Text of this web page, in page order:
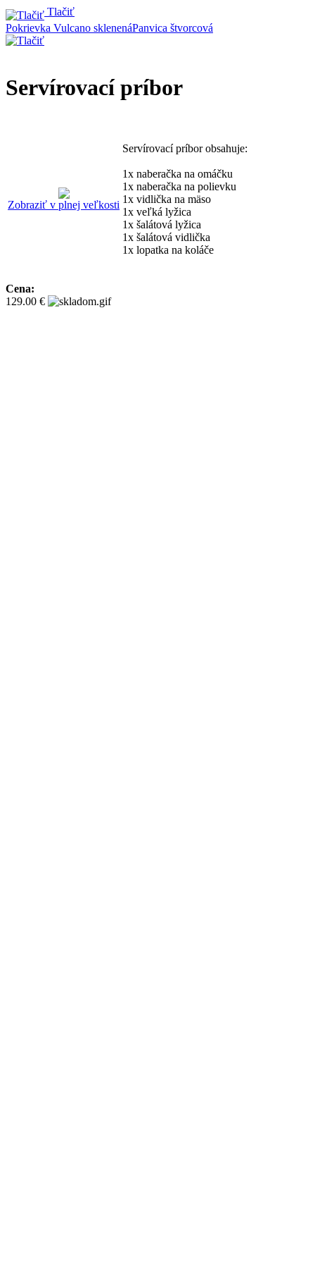
Tlačiť
Pokrievka Vulcano sklenenáPanvica štvorcová
Servírovací príbor
Zobraziť v plnej veľkosti
Servírovací príbor obsahuje:
1x naberačka na omáčku
1x naberačka na polievku
1x vidlička na mäso
1x veľká lyžica
1x šalátová lyžica
1x šalátová vidlička
1x lopatka na koláče
Cena:
129.00 €